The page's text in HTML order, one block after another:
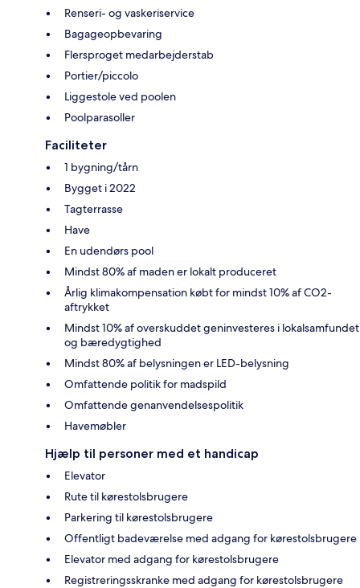
Renseri- og vaskeriservice
Bagageopbevaring
Flersproget medarbejderstab
Portier/piccolo
Liggestole ved poolen
Poolparasoller
Faciliteter
1 bygning/tårn
Bygget i 2022
Tagterrasse
Have
En udendørs pool
Mindst 80% af maden er lokalt produceret
Årlig klimakompensation købt for mindst 10% af CO2-
aftrykket
Mindst 10% af overskuddet geninvesteres i lokalsamfundet
og bæredygtighed
Mindst 80% af belysningen er LED-belysning
Omfattende politik for madspild
Omfattende genanvendelsespolitik
Havemøbler
Hjælp til personer med et handicap
Elevator
Rute til kørestolsbrugere
Parkering til kørestolsbrugere
Offentligt badeværelse med adgang for kørestolsbrugere
Elevator med adgang for kørestolsbrugere
Registreringsskranke med adgang for kørestolsbrugere